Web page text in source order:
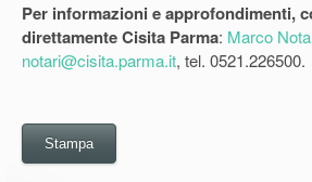
Per informazioni e approfondimenti,
direttamente Cisita Parma: Marco
notari@cisita.parma.it, tel. 0521.226500.
Stampa